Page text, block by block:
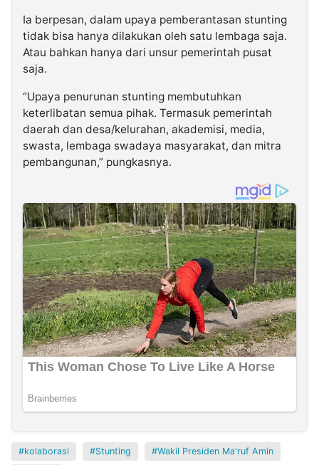
Ia berpesan, dalam upaya pemberantasan stunting
tidak bisa hanya dilakukan oleh satu lembaga saja.
Atau bahkan hanya dari unsur pemerintah pusat
saja.
“Upaya penurunan stunting membutuhkan
keterlibatan semua pihak. Termasuk pemerintah
daerah dan desa/kelurahan, akademisi, media,
swasta, lembaga swadaya masyarakat, dan mitra
pembangunan,” pungkasnya.
kolaborasi Stunting Wakil Presiden Ma'ruf Amin